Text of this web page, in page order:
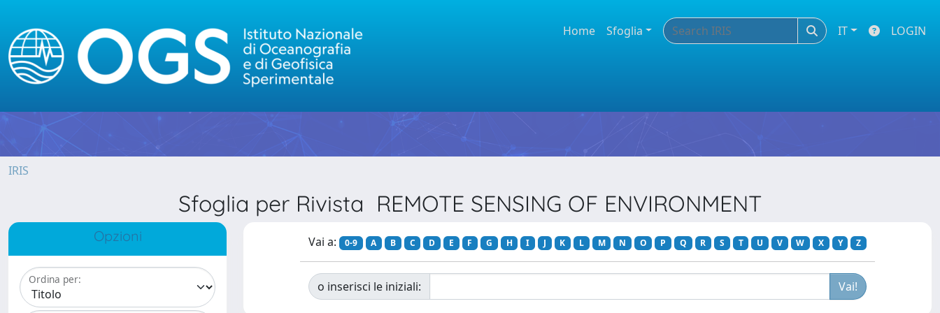
Home Sfoglia IT LOGIN
IRIS
Sfoglia per Rivista REMOTE SENSING OF ENVIRONMENT
Opzioni
Ordina per:
Vai a: 0-9 A B C D E F G H I J K L M N O P Q R S T U V W X Y Z
o inserisci le iniziali: